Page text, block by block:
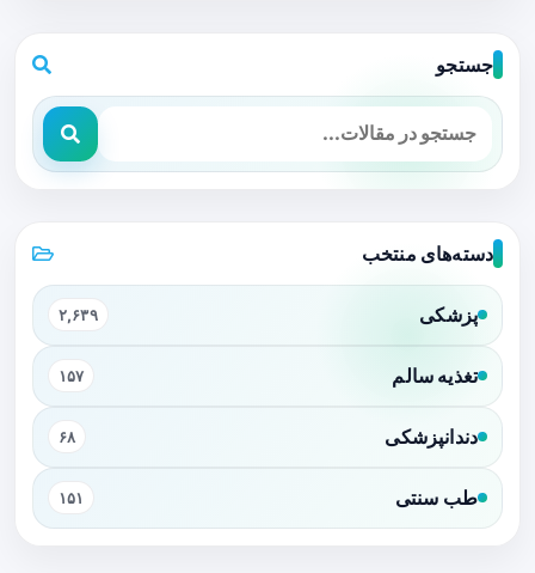
جستجو
دسته‌های منتخب
پزشکی ۲,۶۳۹
تغذیه سالم ۱۵۷
دندانپزشکی ۶۸
طب سنتی ۱۵۱